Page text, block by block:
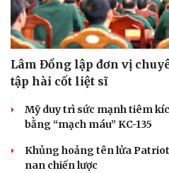
Lâm Đồng lập đơn vị
tập hài cốt liệt sĩ
Mỹ duy trì sức mạnh tiêm
bằng “mạch máu” KC-135
Khủng hoảng tên lửa
nan chiến lược